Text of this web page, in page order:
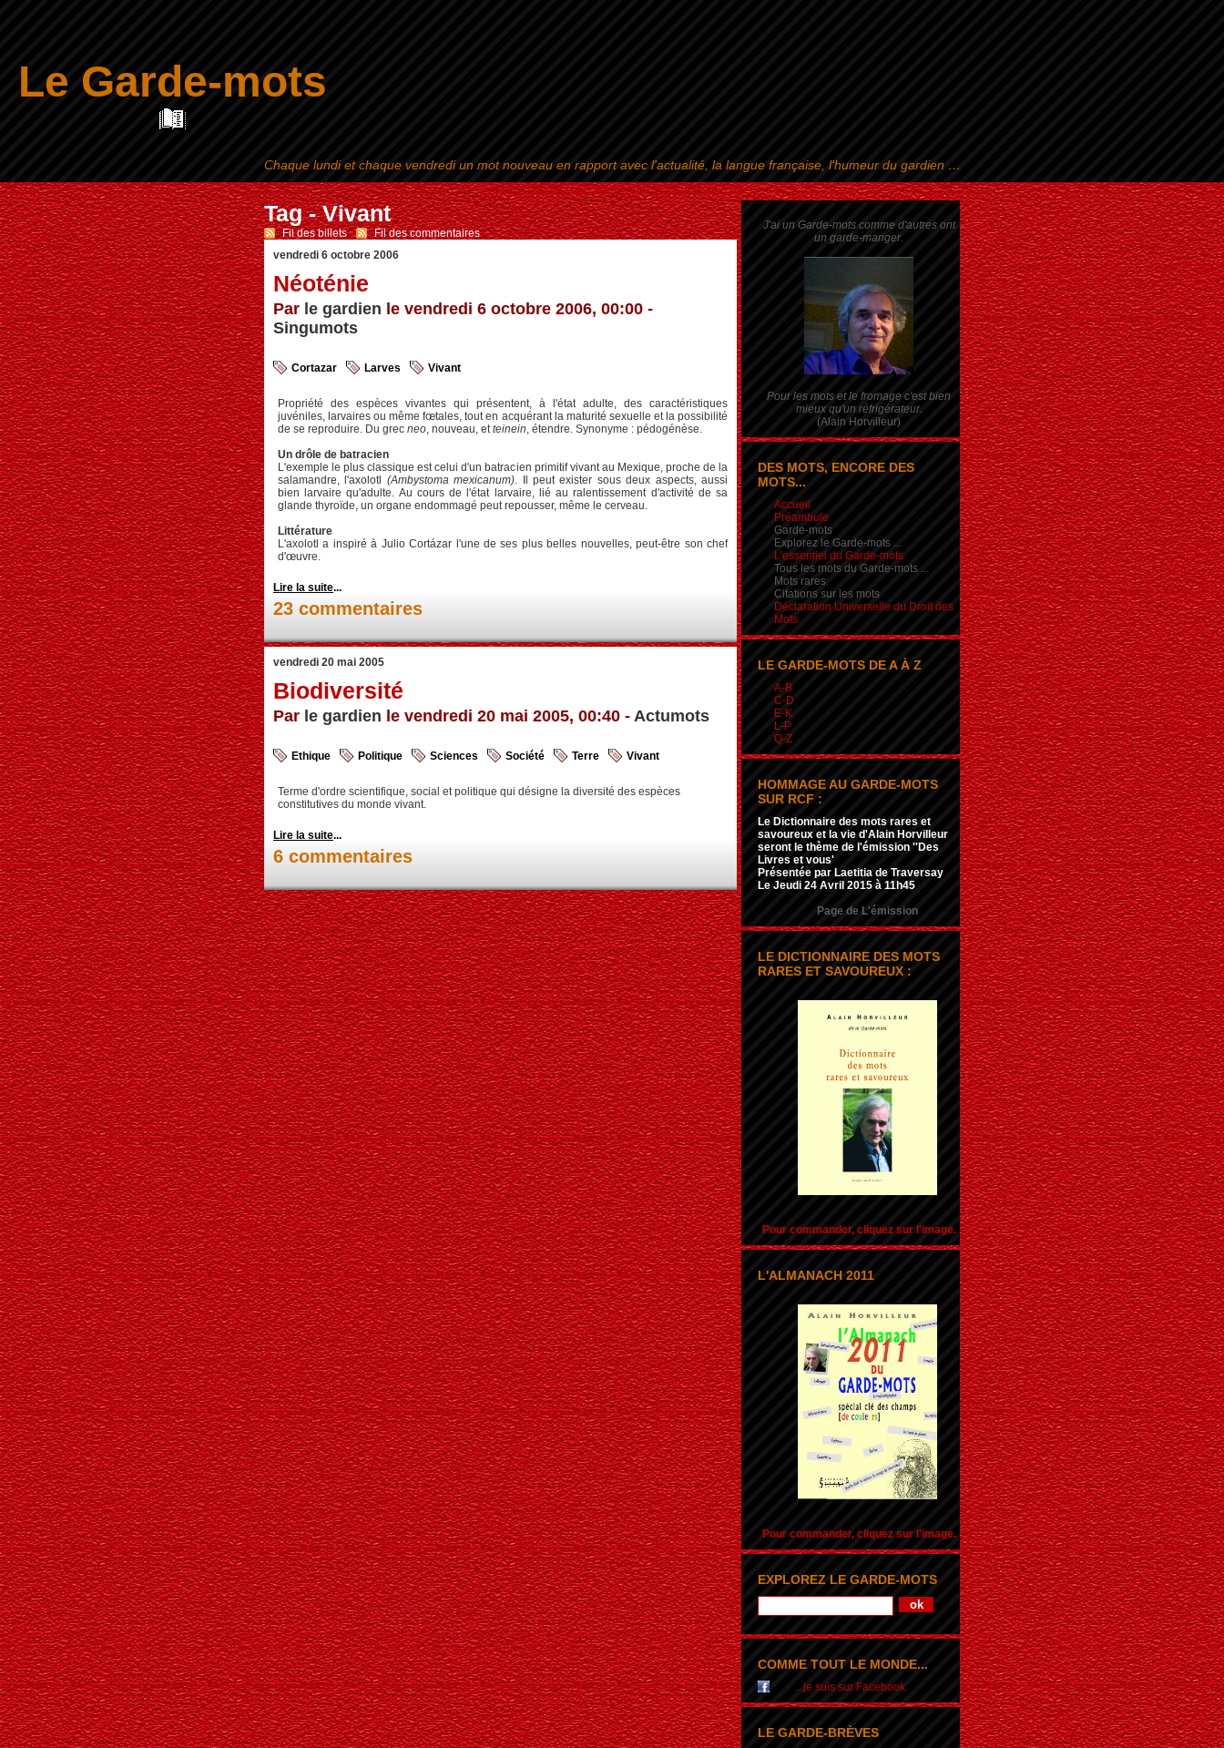
Le Garde-mots
Aller au contenu|Aller au menu|Aller à la recherche
Tag - Vivant
Fil des billets-
Fil des commentaires
vendredi 6 octobre 2006
Néoténie
Par le gardien le vendredi 6 octobre 2006, 00:00 -
Singumots
Cortazar Larves Vivant
Propriété des espèces vivantes qui présentent, à l'état adulte, des caractéristiques
juvéniles, larvaires ou même fœtales, tout en acquérant la maturité sexuelle et la possibilité
de se reproduire. Du grec neo, nouveau, etteinein, étendre. Synonyme : pédogénèse.
Un drôle de batracien
L'exemple le plus classique est celui d'un batracien primitif vivant au Mexique, proche de la
salamandre, l'axolotl (Ambystoma mexicanum). Il peut exister sous deux aspects, aussi
bien larvaire qu'adulte. Au cours de l'état larvaire, lié au ralentissement d'activité de sa
glande thyroïde, un organe endommagé peut repousser, même le cerveau.
Littérature
L'axolotl a inspiré à Julio Cortázar l'une de ses plus belles nouvelles, peut-être son chef
d'œuvre.
Lire la suite...
23 commentaires
vendredi 20 mai 2005
Biodiversité
Par le gardien le vendredi 20 mai 2005, 00:40 - Actumots
Ethique Politique Sciences Société Terre Vivant
Terme d'ordre scientifique, social et politique qui désigne la diversité des espèces
constitutives du monde vivant.
Lire la suite...
6 commentaires
Chaque lundi et chaque vendredi un mot nouveau en rapport avec l'actualité, la langue française, l'humeur du gardien …
J'ai un Garde-mots comme d'autres ont
un garde-manger.
Pour les mots et le fromage c'est bien
mieux qu'un réfrigérateur.
(Alain Horvilleur)
DES MOTS, ENCORE DES
MOTS...
Accueil
Préambule
Garde-mots
Explorez le Garde-mots ...
L'essentiel du Garde-mots
Tous les mots du Garde-mots ...
Mots rares
Citations sur les mots
Déclaration Universelle du Droit des
Mots
LE GARDE-MOTS DE A À Z
A-B
C-D
E-K
L-P
Q-Z
HOMMAGE AU GARDE-MOTS
SUR RCF :
Le Dictionnaire des mots rares et
savoureux et la vie d'Alain Horvilleur
seront le thème de l'émission ''Des
Livres et vous'
Présentée par Laetitia de Traversay
Le Jeudi 24 Avril 2015 à 11h45
Page de L'émission
LE DICTIONNAIRE DES MOTS
RARES ET SAVOUREUX :
Pour commander, cliquez sur l'image.
L'ALMANACH 2011
Pour commander, cliquez sur l'image.
EXPLOREZ LE GARDE-MOTS
COMME TOUT LE MONDE...
...je suis sur Facebook.
LE GARDE-BRÈVES